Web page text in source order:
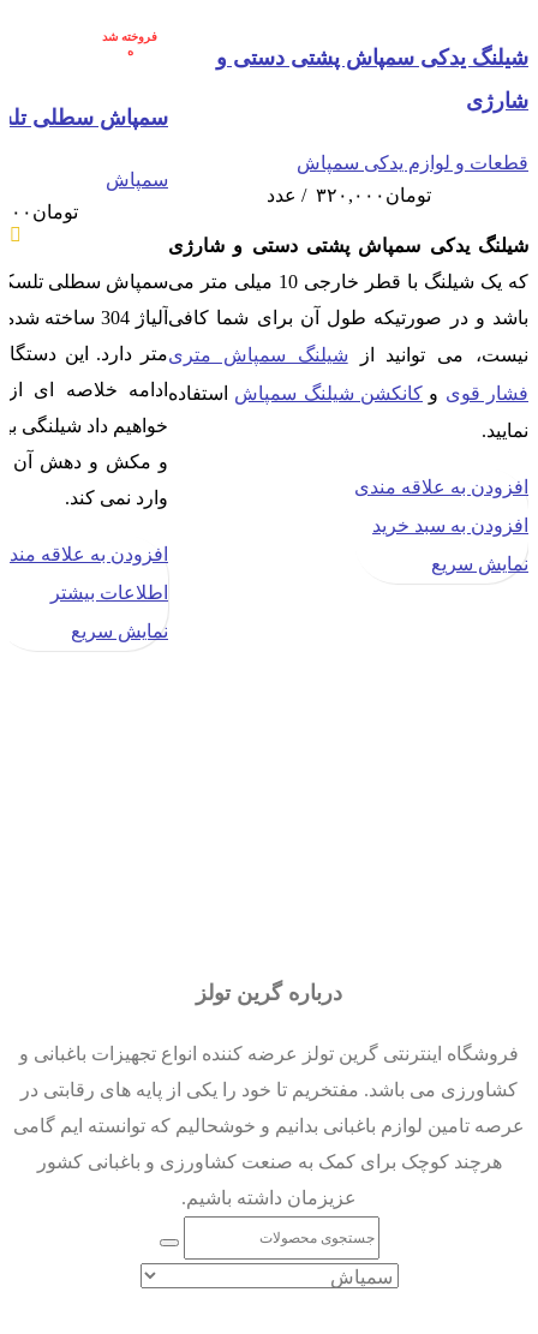
شیلنگ یدکی سمپاش پشتی دستی و
شارژی
قطعات و لوازم یدکی سمپاش
تومان ۳۲۰,۰۰۰ عدد
شیلنگ یدکی سمپاش پشتی دستی و شارژی
که یک شیلنگ با قطر خارجی 10 میلی متر می
باشد و در صورتیکه طول آن برای شما کافی
نیست، می توانید از شیلنگ سمپاش متری
فشار قوی و کانکشن شیلنگ سمپاش استفاده
نمایید.
افزودن به علاقه مندی
افزودن به سبد خرید
نمایش سریع
فروخته شد
ه
سمپاش سطلی
سمپاش
تومان
سمپاش سطلی
متر دارد. این
ادامه خلاصه ای
و مکش و دهش آن
وارد نمی کند.
افزودن به علاقه
اطلاعات بیشتر
نمایش سریع
درباره گرین تولز
فروشگاه اینترنتی گرین تولز عرضه کننده انواع تجهیزات باغبانی و
کشاورزی می باشد. مفتخریم تا خود را یکی از پایه های رقابتی در
عرصه تامین لوازم باغبانی بدانیم و خوشحالیم که توانسته ایم گامی
هرچند کوچک برای کمک به صنعت کشاورزی و باغبانی کشور
عزیزمان داشته باشیم.